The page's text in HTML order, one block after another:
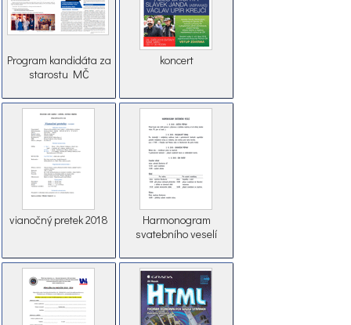
Program kandidáta za
starostu MČ
koncert
vianočný pretek 2018
Harmonogram
svatebního veselí